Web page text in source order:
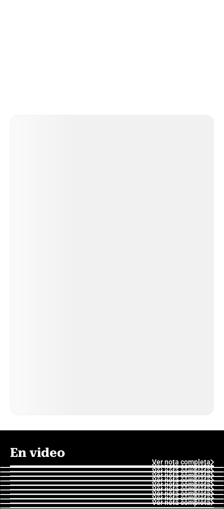
En video
Ver nota completa
Ver nota completa
Ver nota completa
Ver nota completa
Ver nota completa
Ver nota completa
Ver nota completa
Ver nota completa
Ver nota completa
Ver nota completa